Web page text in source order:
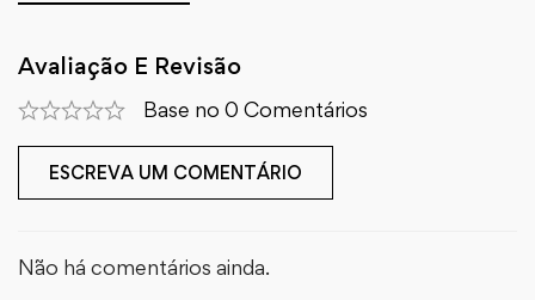
Avaliação E Revisão
Base no 0 Comentários
ESCREVA UM COMENTÁRIO
Não há comentários ainda.